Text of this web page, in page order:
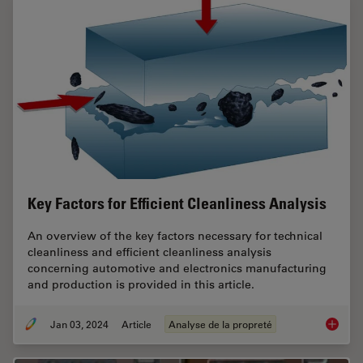
Key Factors for Efficient Cleanliness Analysis
An overview of the key factors necessary for technical
cleanliness and efficient cleanliness analysis
concerning automotive and electronics manufacturing
and production is provided in this article.
Jan 03, 2024 Article Analyse de la propreté Key